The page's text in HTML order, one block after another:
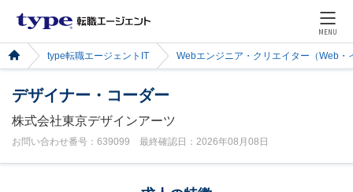
MENU
type転職エージェントIT Webエンジニア・クリエイター（Web・
デザイナー・コーダー
株式会社東京デザインアーツ
お問い合わせ番号：639099 最終確認日：2026年08月08日